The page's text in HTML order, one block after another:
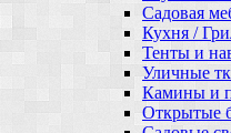
Садовая
Кухня /
Тенты и
Уличные
Камины и
Открытые